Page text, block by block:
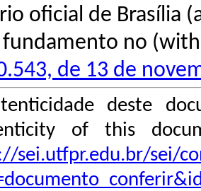
oficial de Brasília
no
de 13 de
deste
of this
sei.utfpr.edu.br/sei/